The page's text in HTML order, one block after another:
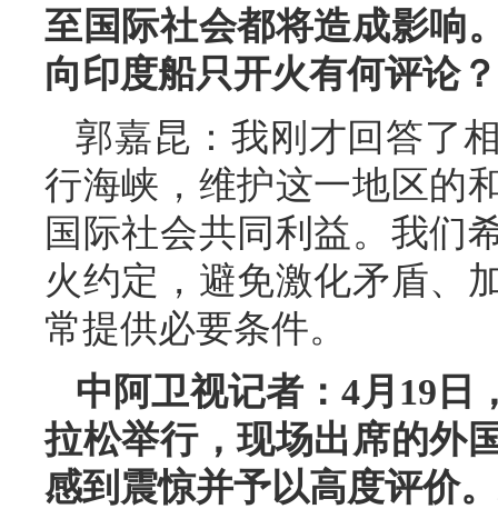
至国际社会都将造成影响
向印度船只开火有何评论？
郭嘉昆：我刚才回答了
行海峡，维护这一地区的
国际社会共同利益。我们
火约定，避免激化矛盾、
常提供必要条件。
中阿卫视记者：4月19日
拉松举行，现场出席的外
感到震惊并予以高度评价